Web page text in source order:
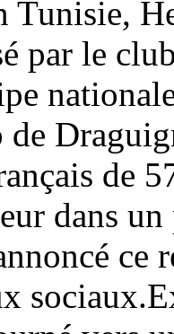
Tunisie,
par le
de
dans
ce